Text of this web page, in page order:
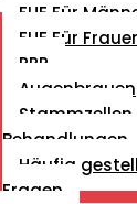
FUE Für
FUE Für
PRP
Stammzellen
Behandlungen
Häufig
Fragen